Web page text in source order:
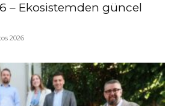
– Ekosistemden güncel
2026